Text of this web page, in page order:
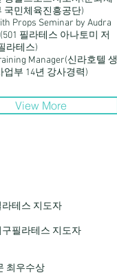
국민체육진흥공단)
Props Seminar by Audra
필라테스 아나토미 저
라테스)
Manager(신라호텔 생
업부 14년 강사경력)
View More
테스 지도자
필라테스 지도자
최우수상